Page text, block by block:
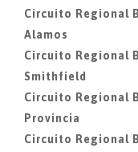
Circuito Regional
Alamos
Circuito Regional
Smithfield
Circuito Regional
Provincia
Circuito Regional